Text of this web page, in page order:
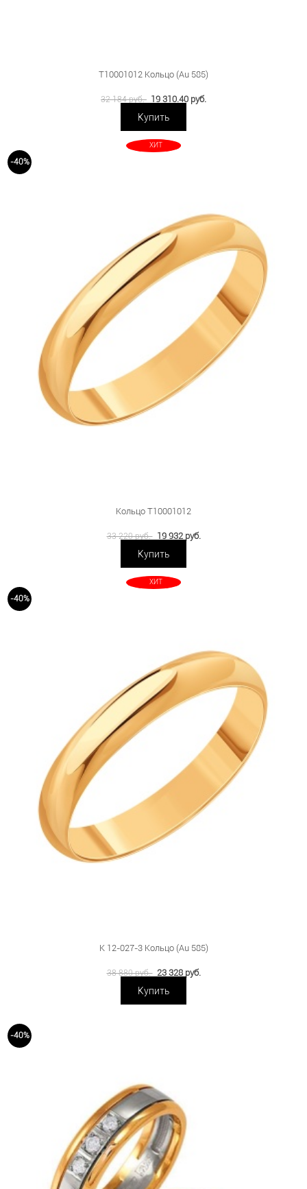
Т10001012 Кольцо (Au 585)
32 184 руб. 19 310.40 руб.
Купить
-40%
ХИТ
Кольцо Т10001012
33 220 руб. 19 932 руб.
Купить
-40%
ХИТ
К 12-027-3 Кольцо (Au 585)
38 880 руб. 23 328 руб.
Купить
-40%